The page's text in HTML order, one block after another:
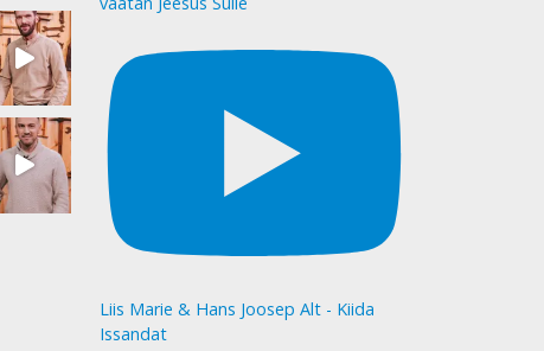
Liis Marie & Hans Joosep Alt - Kiida
Issandat